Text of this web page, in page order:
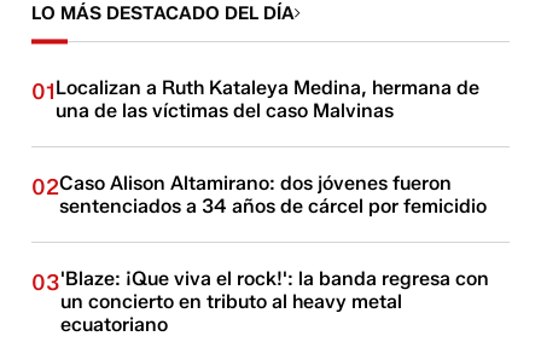
LO MÁS DESTACADO DEL DÍA
01Localizan a Ruth Kataleya Medina, hermana de
una de las víctimas del caso Malvinas
02Caso Alison Altamirano: dos jóvenes fueron
sentenciados a 34 años de cárcel por femicidio
03'Blaze: ¡Que viva el rock!': la banda regresa con
un concierto en tributo al heavy metal
ecuatoriano